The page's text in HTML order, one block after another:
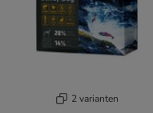
2 varianten